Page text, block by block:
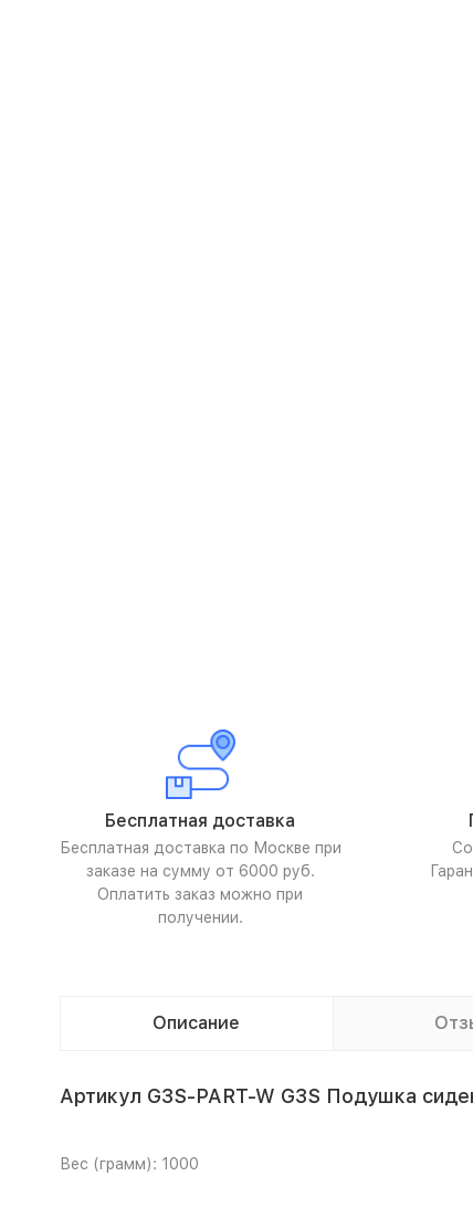
Бесплатная доставка
Бесплатная доставка по Москве при
заказе на сумму от 6000 руб.
Оплатить заказ можно при
получении.
Описание
Артикул G3S-PART-W G3S Подушка
Вес (грамм): 1000